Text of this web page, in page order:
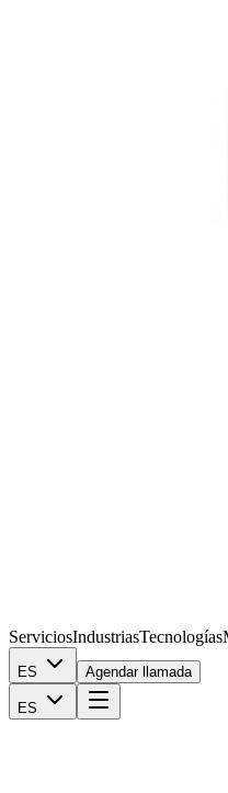
ServiciosIndustriasTecnologías
ES Agendar llamada
ES